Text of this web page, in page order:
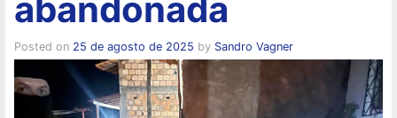
abandonada
Posted on 25 de agosto de 2025 by Sandro Vagner